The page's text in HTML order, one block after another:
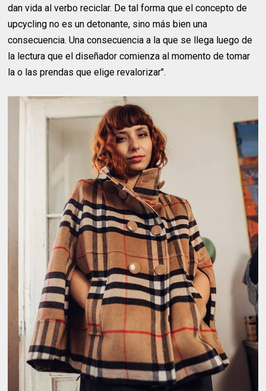
dan vida al verbo reciclar. De tal forma que el concepto de
upcycling no es un detonante, sino más bien una
consecuencia. Una consecuencia a la que se llega luego de
la lectura que el diseñador comienza al momento de tomar
la o las prendas que elige revalorizar".